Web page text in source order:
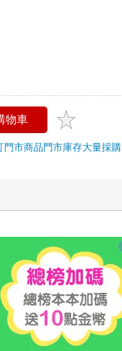
物車
門市商品門市庫存大量採購